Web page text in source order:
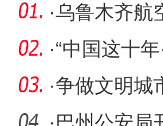
·乌鲁木齐航
20000人次
·“中国这十
日召
·争做文明城